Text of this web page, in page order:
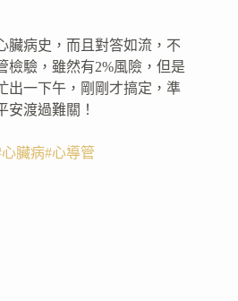
臟病史，而且對答如流，不
檢驗，雖然有2%風險，但是
出一下午，剛剛才搞定，準
安渡過難關！
心臟病#心導管